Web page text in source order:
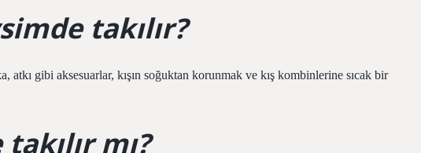
takılır?
atkı gibi aksesuarlar, kışın soğuktan korunmak ve kış kombinlerine sıcak bir
mı?